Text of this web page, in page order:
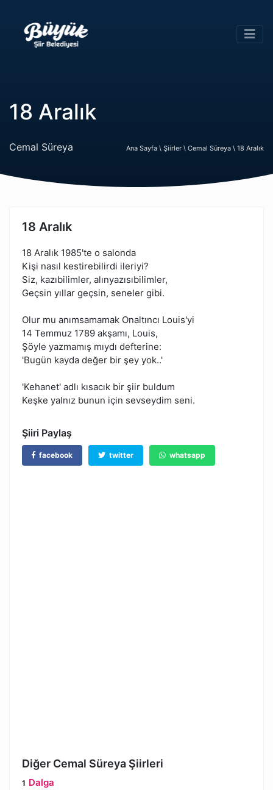
18 Aralık
Cemal Süreya Ana Sayfa \ Şiirler \ Cemal Süreya \ 18 Aralık
18 Aralık
18 Aralık 1985'te o salonda
Kişi nasıl kestirebilirdi ileriyi?
Siz, kazıbilimler, alınyazısıbilimler,
Geçsin yıllar geçsin, seneler gibi.
Olur mu anımsamamak Onaltıncı Louis'yi
14 Temmuz 1789 akşamı, Louis,
Şöyle yazmamış mıydı defterine:
'Bugün kayda değer bir şey yok..'
'Kehanet' adlı kısacık bir şiir buldum
Keşke yalnız bunun için sevseydim seni.
Şiiri Paylaş
facebook twitter whatsapp
Diğer Cemal Süreya Şiirleri
Dalga